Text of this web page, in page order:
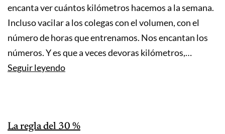
encanta ver cuántos kilómetros hacemos a la semana.
Incluso vacilar a los colegas con el volumen, con el
número de horas que entrenamos. Nos encantan los
números. Y es que a veces devoras kilómetros,…
Seguir leyendo¿Sales
y
La regla del 30 %